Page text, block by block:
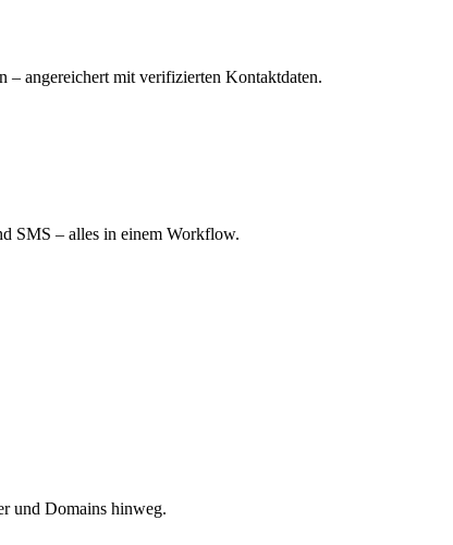
– angereichert mit verifizierten Kontaktdaten.
SMS – alles in einem Workflow.
und Domains hinweg.